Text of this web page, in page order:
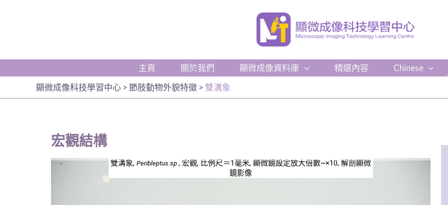
主頁 關於我們 顯微成像資料庫 精選內容
Chinese
顯微成像科技學習中心 > 節肢動物外貌特徵 > 雙溝象
宏觀結構
雙溝象, Peribleptus.sp , 宏觀, 比例尺＝1毫米, 顯微鏡設定放大倍數~×10, 解剖顯微
鏡影像